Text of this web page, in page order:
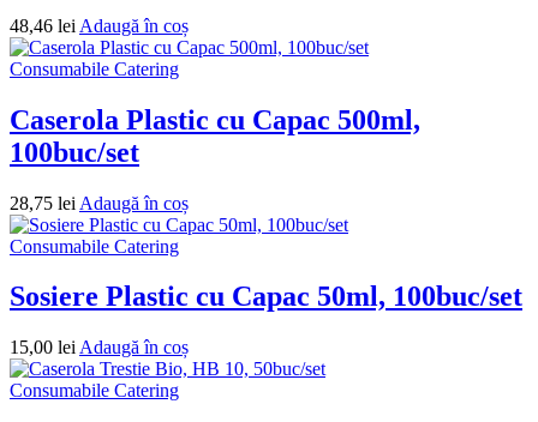
48,46 lei Adaugă în coș
Consumabile Catering
Caserola Plastic cu Capac 500ml,
100buc/set
28,75 lei Adaugă în coș
Consumabile Catering
Sosiere Plastic cu Capac 50ml, 100buc/set
15,00 lei Adaugă în coș
Consumabile Catering